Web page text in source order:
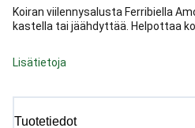
Koiran viilennysalusta Ferribiella
kastella tai jäähdyttää. Helpottaa
Lisätietoja
Tuotetiedot